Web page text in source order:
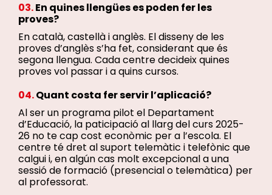
03.En quines llengües es poden fer les
proves?
En català, castellà i anglès. El disseny de les
proves d’anglès s’ha fet, considerant que és
segona llengua. Cada centre decideix quines
proves vol passar i a quins cursos.
04.Quant costa fer servir l’aplicació?
Al ser un programa pilot el Departament
d’Educació, la paticipació al llarg del curs 2025-
26 no te cap cost econòmic per a l’escola. El
centre té dret al suport telemàtic i telefònic que
calgui i, en algún cas molt excepcional a una
sessió de formació (presencial o telemàtica) per
al professorat.